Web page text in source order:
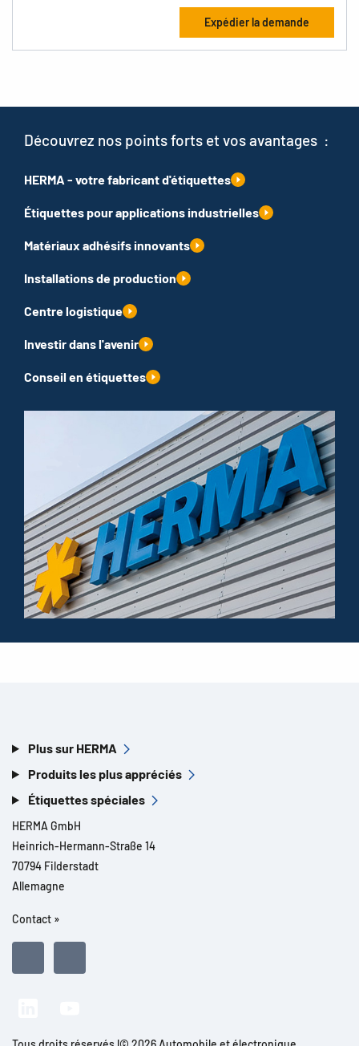
Découvrez nos points forts et vos avantages :
HERMA - votre fabricant d'étiquettes
Étiquettes pour applications industrielles
Matériaux adhésifs innovants
Installations de production
Centre logistique
Investir dans l'avenir
Conseil en étiquettes
Plus sur HERMA
Produits les plus appréciés
Étiquettes spéciales
HERMA GmbH
Heinrich-Hermann-Straße 14
70794 Filderstadt
Allemagne
Contact »